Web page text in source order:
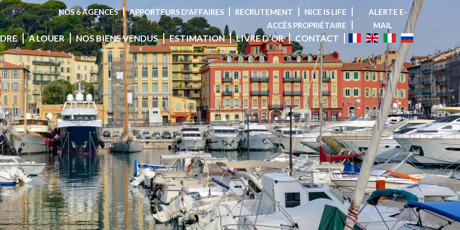
NOS 6 AGENCES APPORTEURS D'AFFAIRES RECRUTEMENT
NICE IS LIFE
ACCÈS PROPRIÉTAIRE
ALERTE E-
MAIL
A LOUER NOS BIENS VENDUS ESTIMATION LIVRE D'OR CONTACT